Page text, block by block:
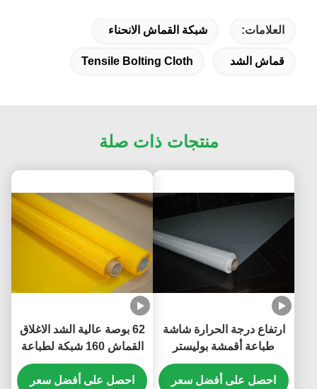
العلامات: شبكة القماش الانحناء
قماش الشد Tensile Bolting Cloth
منتجات ذات صلة
ارتفاع درجة الحرارة شاشة
طباعة أقمشة بوليستر
لمقاومة المواد الكيميائية
ثنائي الفينيل متعدد الكلور
احصل على أفضل سعر
62 بوصة عالية الشد الاغلاق
القماش 160 شبكة لطباعة
الشاشة ، شهادة ادارة الاغذية
والعقاقير
احصل على أفضل سعر